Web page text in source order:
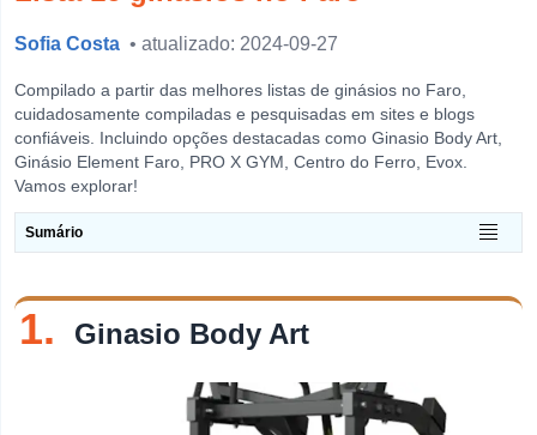
Portalegre
Évora
Leiria
Guarda
Horta
O
tópico
Sofia Costa • atualizado: 2024-09-27
Compilado a partir das melhores listas de ginásios no Faro,
cuidadosamente compiladas e pesquisadas em sites e blogs
confiáveis. Incluindo opções destacadas como Ginasio Body Art,
Ginásio Element Faro, PRO X GYM, Centro do Ferro, Evox.
Vamos explorar!
Sumário
1. Ginasio Body Art